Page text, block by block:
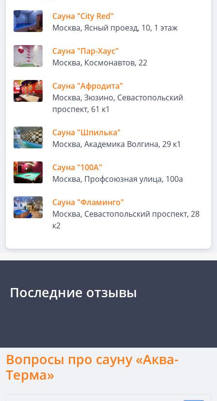
Сауна "City Red"
Москва, Ясный проезд, 10, 1 этаж
Сауна "Пар-Хаус"
Москва, Космонавтов, 22
Сауна "Афродита"
Москва, Зюзино, Севастопольский
проспект, 61 к1
Сауна "Шпилька"
Москва, Академика Волгина, 29 к1
Сауна "100А"
Москва, Профсоюзная улица, 100а
Сауна "Фламинго"
Москва, Севастопольский проспект, 28
к2
Последние отзывы
Вопросы про сауну «Аква-
Терма»